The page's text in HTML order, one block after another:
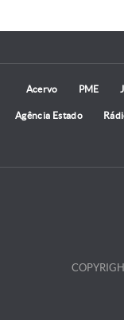
Acervo PME
Agência Estado